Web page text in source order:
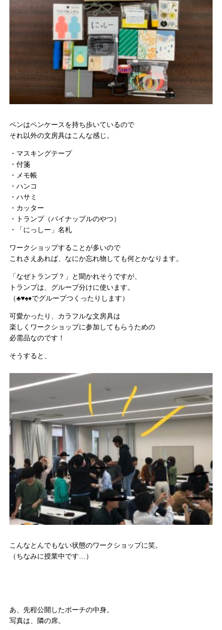
ペンはペンケースを持ち歩いているので
それ以外の文房具はこんな感じ。
・マスキングテープ
・付箋
・メモ帳
・ハンコ
・ハサミ
・カッター
・トランプ（パイナップルのやつ）
・「にっしー」名札
ワークショップすることが多いので
これさえあれば、なにか忘れ物しても何とかなります。
「なぜトランプ？」と聞かれそうですが、
トランプは、グループ分けに使います。
（♣♥♠♦でグループつくったりします）
可愛かったり、カラフルな文房具は
楽しくワークショップに参加してもらうための
必需品なのです！
そうすると、
こんなとんでもない状態のワークショップに笑。
（ちなみに授業中です…）
あ、先程公開したポーチの中身。
写真は、隣の席。